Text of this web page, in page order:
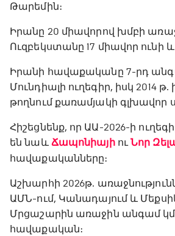
Թարեմին։
Իրանը 20 միավորով խմբի
Ուզբեկստանը 17 միավոր ունի և
Իրանի հավաքականը 7-րդ
Մունդիալի ուղեգիր, իսկ 2014 թ.
թողնում քառամյակի գլխավոր
Հիշեցնենք, որ ԱԱ-2026-ի
են նաև ՃապոնիայիուՆոր
հավաքականները։
Աշխարհի 2026թ.
ԱՄՆ-ում, Կանադայում և
Մրցաշարին առաջին անգամ
հավաքական։